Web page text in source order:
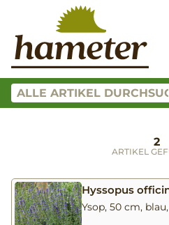
2
ARTIKEL
Hyssopus
Ysop, 50 cm,